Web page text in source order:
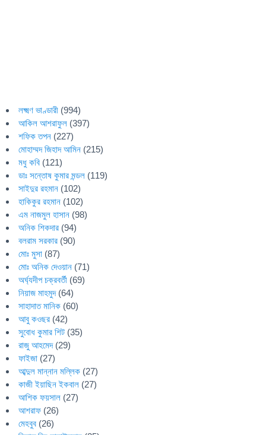
লক্ষ্মণ ভাণ্ডারী (994)
আকিল আশরাফুল (397)
শফিক তপন (227)
মোহাম্মদ জিহাদ আমিন (215)
মধু কবি (121)
ডাঃ সন্তোষ কুমার মন্ডল (119)
সাইদুর রহমান (102)
হাকিকুর রহমান (102)
এম নাজমুল হাসান (98)
অনিক শিকদার (94)
বলরাম সরকার (90)
মোঃ মুসা (87)
মোঃ অনিক দেওয়ান (71)
অর্ঘ্যদীপ চক্রবর্তী (69)
নিয়াজ মাহমুদ(64)
সাহাদাত মানিক (60)
আবু কওছর (42)
সুবোধ কুমার শিট (35)
রাজু আহমেদ(29)
ফাইজা (27)
আব্দুল মান্নান মল্লিক (27)
কাজী ইয়াছিন ইকবাল (27)
আশিক ফয়সাল (27)
আশরাফ (26)
মেহবুব (26)